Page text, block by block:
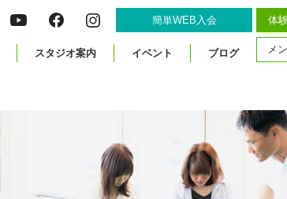
スタジオ案内 イベント ブログ メ
簡単WEB入会 体